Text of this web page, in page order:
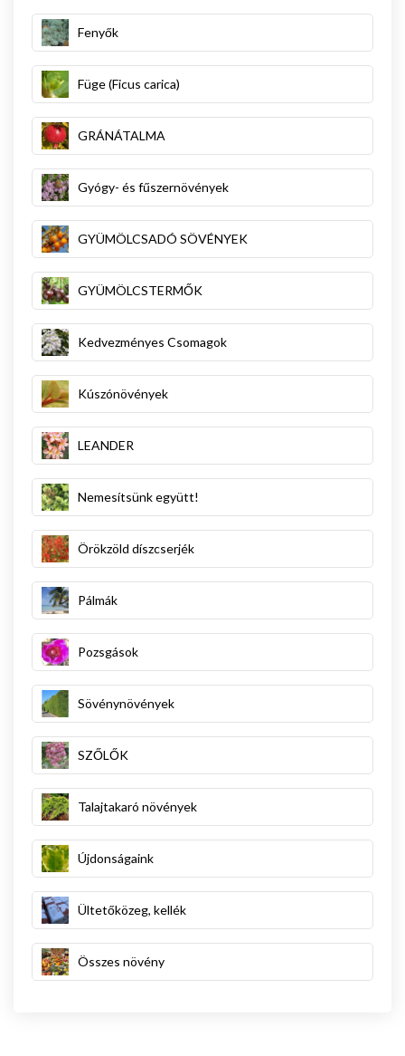
Fenyők
Füge (Ficus carica)
GRÁNÁTALMA
Gyógy- és fűszernövények
GYÜMÖLCSADÓ SÖVÉNYEK
GYÜMÖLCSTERMŐK
Kedvezményes Csomagok
Kúszónövények
LEANDER
Nemesítsünk együtt!
Örökzöld díszcserjék
Pálmák
Pozsgások
Sövénynövények
SZŐLŐK
Talajtakaró növények
Újdonságaink
Ültetőközeg, kellék
Összes növény